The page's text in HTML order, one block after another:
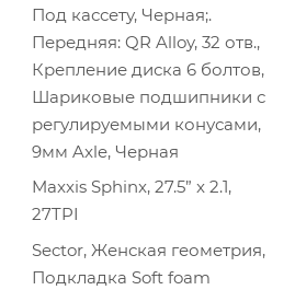
Под кассету, Черная;.
Передняя: QR Alloy, 32 отв.,
Крепление диска 6 болтов,
Шариковые подшипники с
регулируемыми конусами,
9мм Axle, Черная
Maxxis Sphinx, 27.5” x 2.1,
27TPI
Sector, Женская геометрия,
Подкладка Soft foam